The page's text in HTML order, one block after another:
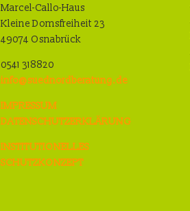
Marcel-Callo-Haus
Kleine Domsfreiheit 23
49074 Osnabrück
0541 318820
info@suednordberatung.de
IMPRESSUM
DATENSCHUTZERKLÄRUNG
INSTITUTIONELLES
SCHUTZKONZEPT